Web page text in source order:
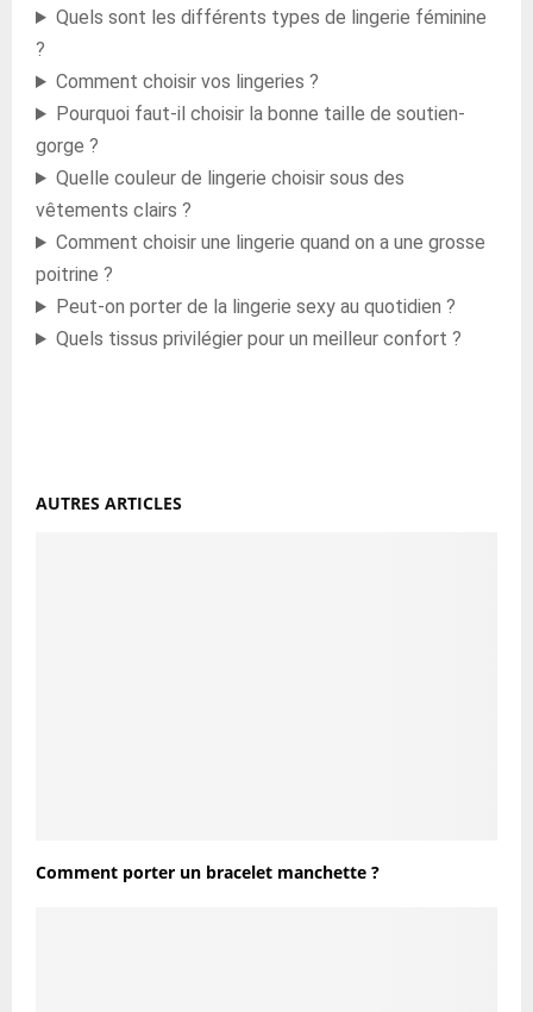
Quels sont les différents types de lingerie féminine
?
Comment choisir vos lingeries ?
Pourquoi faut-il choisir la bonne taille de soutien-
gorge ?
Quelle couleur de lingerie choisir sous des
vêtements clairs ?
Comment choisir une lingerie quand on a une grosse
poitrine ?
Peut-on porter de la lingerie sexy au quotidien ?
Quels tissus privilégier pour un meilleur confort ?
AUTRES ARTICLES
Comment porter un bracelet manchette ?